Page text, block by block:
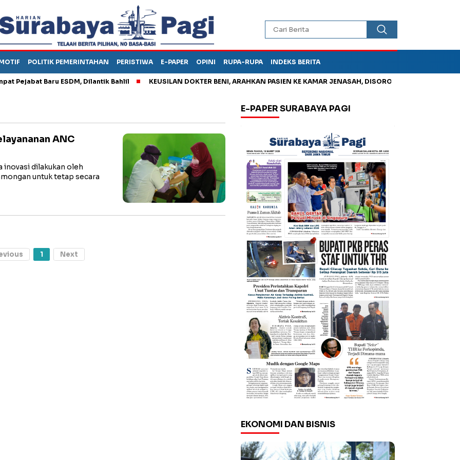
POLITIK PEMERINTAHAN PERISTIWA E-PAPER OPINI RUPA-RUPA INDEKS BERITA
Baru ESDM, Dilantik Bahlil KEUSILAN DOKTER BENI, ARAHKAN PASIEN KE KAMAR JENASAH, DISOROT
ANC
inovasi dilakukan oleh
untuk tetap secara
1 Next
E-PAPER SURABAYA PAGI
EKONOMI DAN BISNIS